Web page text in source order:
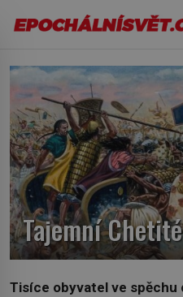
Tajemní
Tisíce obyvatel ve spěchu